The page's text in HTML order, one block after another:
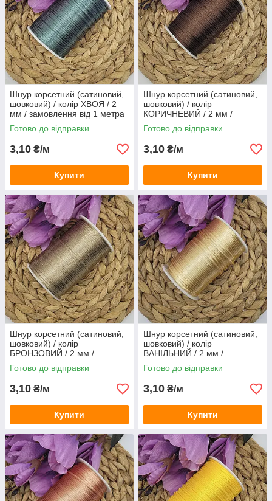
Шнур корсетний (сатиновий,
шовковий) / колір ХВОЯ / 2
мм / замовлення від 1 метра
Готово до відправки
3,10 ₴/м
Купити
Шнур корсетний (сатиновий,
шовковий) / колір
КОРИЧНЕВИЙ / 2 мм /
замовлення від 1 метра
Готово до відправки
3,10 ₴/м
Купити
Шнур корсетний (сатиновий,
шовковий) / колір
БРОНЗОВИЙ / 2 мм /
замовлення від 1 метра
Готово до відправки
3,10 ₴/м
Купити
Шнур корсетний (сатиновий,
шовковий) / колір
ВАНІЛЬНИЙ / 2 мм /
замовлення від 1 метра
Готово до відправки
3,10 ₴/м
Купити